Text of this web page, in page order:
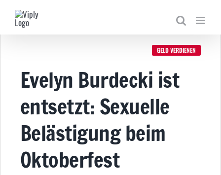
Inhalt
springen
GELD VERDIENEN
Evelyn Burdecki ist
entsetzt: Sexuelle
Belästigung beim
Oktoberfest